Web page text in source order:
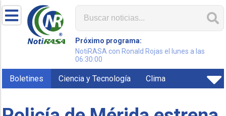
Próximo programa:
NotiRASA con Ronald Rojas el lunes a las
06:30:00
Boletines Ciencia y Tecnología Clima